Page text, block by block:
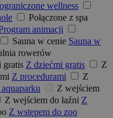
wellness
Połączone z spa
animacji
Sauna w cenie Sauna w
rowerów
gratis Z dziećmi gratis
Z
Z procedurami
Z
Z wejściem
Z wejściem do łaźni Z
Z wstępem do zoo